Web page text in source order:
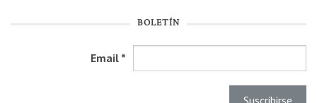
BOLETÍN
Email *